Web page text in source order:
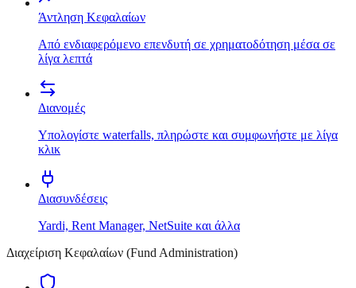
Άντληση Κεφαλαίων
Από ενδιαφερόμενο επενδυτή σε χρηματοδότηση μέσα σε
λίγα λεπτά
Διανομές
Υπολογίστε waterfalls, πληρώστε και συμφωνήστε με λίγα
κλικ
Διασυνδέσεις
Yardi, Rent Manager, NetSuite και άλλα
Διαχείριση Κεφαλαίων (Fund Administration)